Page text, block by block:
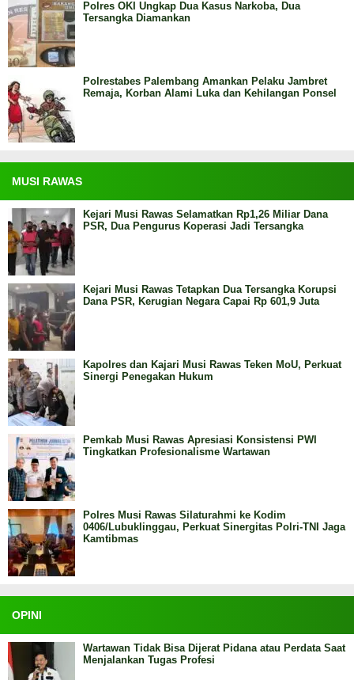
Polres OKI Ungkap Dua Kasus Narkoba, Dua
Tersangka Diamankan
Polrestabes Palembang Amankan Pelaku Jambret
Remaja, Korban Alami Luka dan Kehilangan Ponsel
MUSI RAWAS
Kejari Musi Rawas Selamatkan Rp1,26 Miliar Dana
PSR, Dua Pengurus Koperasi Jadi Tersangka
Kejari Musi Rawas Tetapkan Dua Tersangka Korupsi
Dana PSR, Kerugian Negara Capai Rp 601,9 Juta
Kapolres dan Kajari Musi Rawas Teken MoU, Perkuat
Sinergi Penegakan Hukum
Pemkab Musi Rawas Apresiasi Konsistensi PWI
Tingkatkan Profesionalisme Wartawan
Polres Musi Rawas Silaturahmi ke Kodim
0406/Lubuklinggau, Perkuat Sinergitas Polri-TNI Jaga
Kamtibmas
OPINI
Wartawan Tidak Bisa Dijerat Pidana atau Perdata Saat
Menjalankan Tugas Profesi